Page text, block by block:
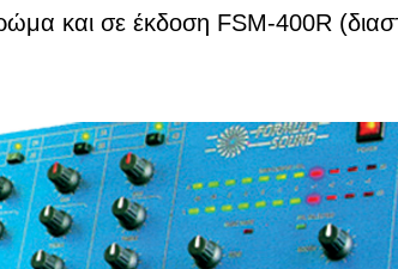
και σε έκδοση FSM-400R